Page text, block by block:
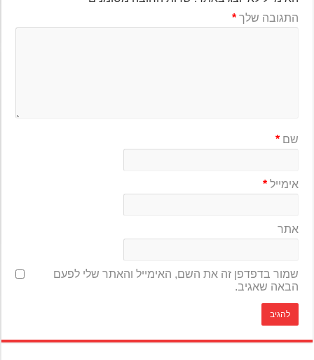
התגובה שלך*
שם*
אימייל*
אתר
שמור בדפדפן זה את השם, האימייל והאתר שלי לפעם
הבאה שאגיב.